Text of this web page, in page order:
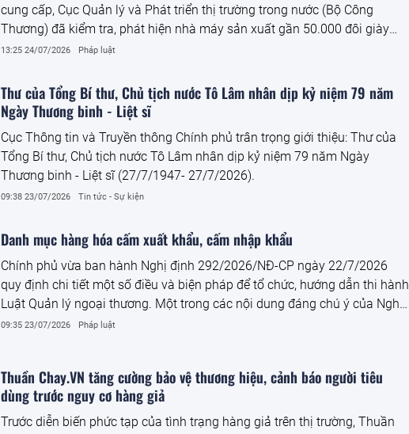
cung cấp, Cục Quản lý và Phát triển thị trường trong nước (Bộ Công
Thương) đã kiểm tra, phát hiện nhà máy sản xuất gần 50.000 đôi giày
mang dấu hiệu giả mạo các nhãn hiệu Nike, Nike Air và Air Jordan xuất
yếu tố xuyên biên giới về xâm phạm quyền sở hữu trí tuệ được phát hiện
trong những năm gần đây.
13:25 24/07/2026 Pháp luật
Thư của Tổng Bí thư, Chủ tịch nước Tô Lâm nhân dịp kỷ niệm 79 năm
Ngày Thương binh - Liệt sĩ
Cục Thông tin và Truyền thông Chính phủ trân trọng giới thiệu: Thư của
Tổng Bí thư, Chủ tịch nước Tô Lâm nhân dịp kỷ niệm 79 năm Ngày
Thương binh - Liệt sĩ (27/7/1947- 27/7/2026).
09:38 23/07/2026 Tin tức - Sự kiện
Danh mục hàng hóa cấm xuất khẩu, cấm nhập khẩu
Chính phủ vừa ban hành Nghị định 292/2026/NĐ-CP ngày 22/7/2026
quy định chi tiết một số điều và biện pháp để tổ chức, hướng dẫn thi hành
Luật Quản lý ngoại thương. Một trong các nội dung đáng chú ý của Nghị
định là quy định về hàng hóa cấm xuất khẩu, cấm nhập khẩu.
09:35 23/07/2026 Pháp luật
Thuần Chay.VN tăng cường bảo vệ thương hiệu, cảnh báo người tiêu
dùng trước nguy cơ hàng giả
Trước diễn biến phức tạp của tình trạng hàng giả trên thị trường, Thuần